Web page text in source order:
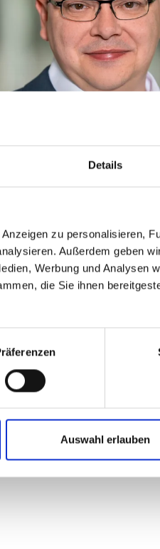
Details
zu personalisieren,
Außerdem geben
Werbung und Analysen
die Sie ihnen
Auswahl erlauben
172 2847174
StB
E-Mail schreiben